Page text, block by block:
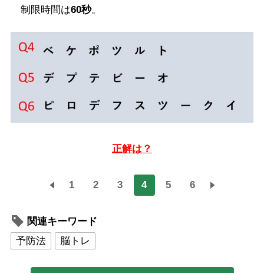
制限時間は60秒。
正解は？
1 2 3 4 5 6
関連キーワード
予防法
脳トレ